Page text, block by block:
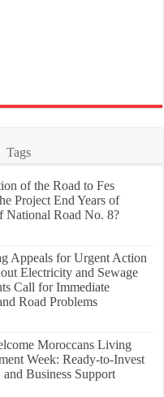
Tags
of the Road to Fes
Project End Years of
National Road No. 8?
Appeals for Urgent Action
Electricity and Sewage
Call for Immediate
Road Problems
Moroccans Living
Week: Ready-to-Invest
Business Support